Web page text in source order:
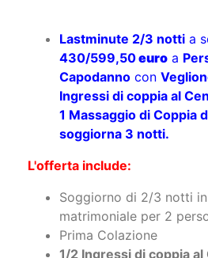
430/599,50euroa
Capodannocon
Ingressi di coppia al
1 Massaggio di Coppia
soggiorna 3 notti.
L'offerta include:
Soggiorno di 2/3 notti in
matrimoniale per 2
Prima Colazione
1/2 Ingressi di coppia al
da 90 minuti: sauna,